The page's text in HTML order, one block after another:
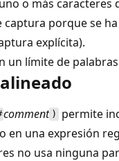
o más caracteres
captura porque se
explícita).
un límite de
comment ) permite
en una expresión
no usa ninguna